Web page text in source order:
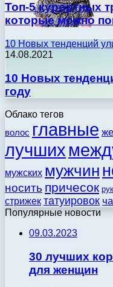
Топ-5 курортных
которые можно
10 Новых тенденций
14.08.2021
10 Новых
году
Облако тегов
волос главные
лучших
мужских мужчин
носить причесок
стрижек татуировок
Популярные новости
09.03.2023
30 лучших
для женщин